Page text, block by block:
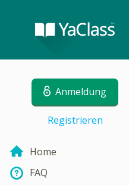
Anmeldung
Registrieren
Home
FAQ